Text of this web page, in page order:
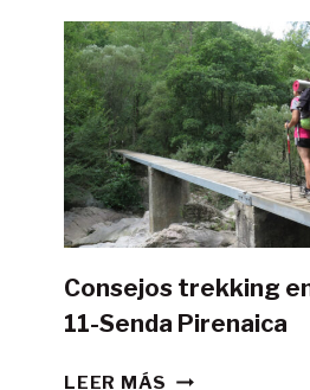
LA
GR11
CON
TIENDA
DE
CAMPAÑA?
Consejos trekking
11-Senda Pirenaica
LEER MÁS CONSEJOS